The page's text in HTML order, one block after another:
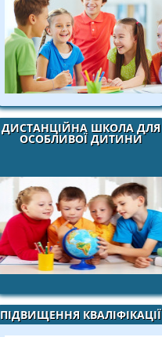
ДИСТАНЦІЙНА ШКОЛА ДЛЯ
ОСОБЛИВОЇ ДИТИНИ
ПІДВИЩЕННЯ КВАЛІФІКАЦІЇ